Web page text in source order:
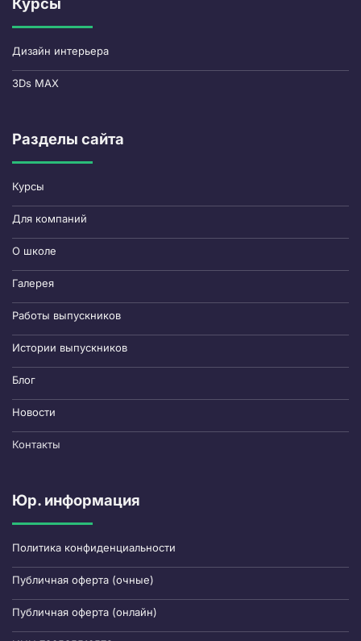
Курсы
Дизайн интерьера
3Ds MAX
Разделы сайта
Курсы
Для компаний
О школе
Галерея
Работы выпускников
Истории выпускников
Блог
Новости
Контакты
Юр. информация
Политика конфиденциальности
Публичная оферта (очные)
Публичная оферта (онлайн)